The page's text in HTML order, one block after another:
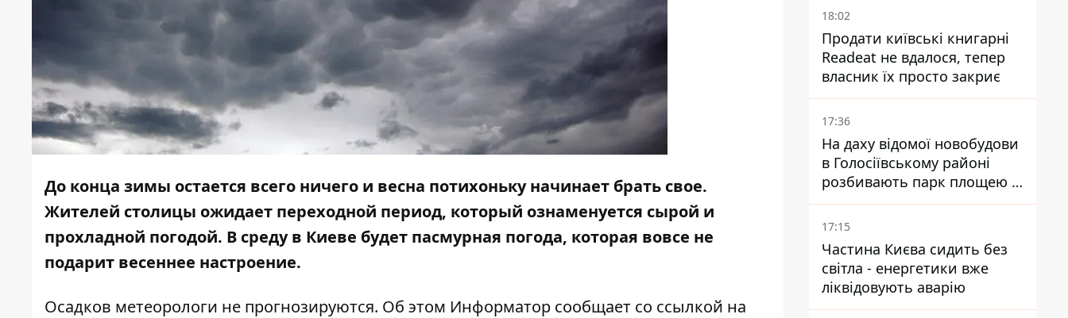
До конца зимы остается всего ничего и весна потихоньку начинает брать свое.
Жителей столицы ожидает переходной период, который ознаменуется сырой и
прохладной погодой. В среду в Киеве будет пасмурная погода, которая вовсе не
подарит весеннее настроение.
Осадков метеорологи не прогнозируются. Об этом Информатор сообщает со ссылкой на
18:02
Продати київські книгарні
Readeat не вдалося, тепер
власник їх просто закриє
17:36
На даху відомої новобудови
в Голосіївському районі
розбивають парк площею в
гектар
17:15
Частина Києва сидить без
світла - енергетики вже
ліквідовують аварію